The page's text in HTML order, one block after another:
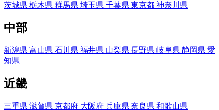
茨城県 栃木県 群馬県 埼玉県 千葉県 東京都 神奈川県
中部
新潟県 富山県 石川県 福井県 山梨県 長野県 岐阜県 静岡県 愛
知県
近畿
三重県 滋賀県 京都府 大阪府 兵庫県 奈良県 和歌山県